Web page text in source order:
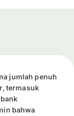
jumlah penuh
termasuk
bahwa